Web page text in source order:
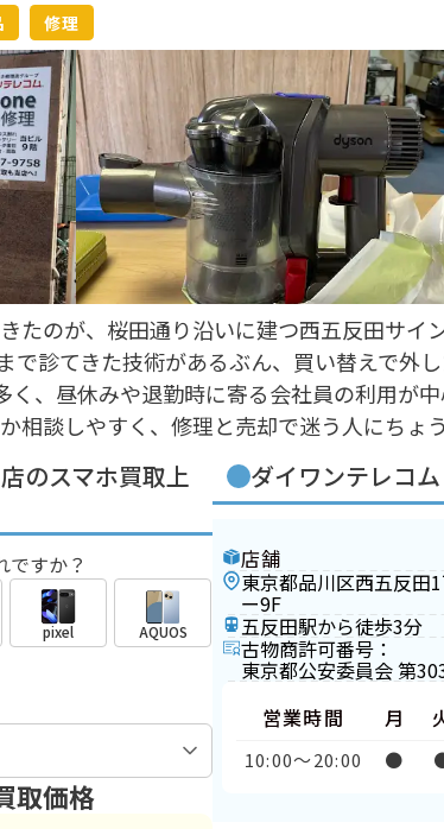
修理
たのが、桜田通り沿いに建つ西五反田サイ
で診てきた技術があるぶん、買い替えで外
く、昼休みや退勤時に寄る会社員の利用が
相談しやすく、修理と売却で迷う人にちょ
のスマホ買取上
ですか？
pixel AQUOS
取価格
ダイワンテレコ
店舗
東京都品川区西五反田
ー9F
五反田駅から徒歩3分
古物商許可番号：
東京都公安委員会 第
営業時間
10:00〜20:00
月
●